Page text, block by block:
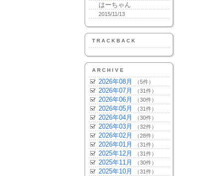
はーちゃん
2015/11/13
TRACKBACK
ARCHIVE
2026年08月 （5件）
2026年07月 （31件）
2026年06月 （30件）
2026年05月 （31件）
2026年04月 （30件）
2026年03月 （32件）
2026年02月 （28件）
2026年01月 （31件）
2025年12月 （31件）
2025年11月 （30件）
2025年10月 （31件）